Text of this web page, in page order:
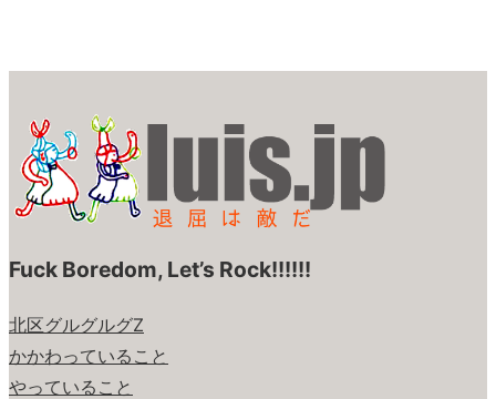
Fuck Boredom, Let’s Rock!!!!!!
北区グルグルグZ
かかわっていること
やっていること